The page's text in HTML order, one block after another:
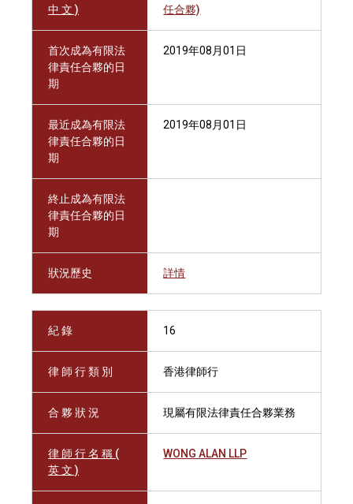
中 文 ) 任合夥)
首次成為有限法
律責任合夥的日
期
2019年08月01日
最近成為有限法
律責任合夥的日
期
2019年08月01日
終止成為有限法
律責任合夥的日
期
狀況歷史 詳情
紀 錄 16
律 師 行 類 別 香港律師行
合 夥 狀 況 現屬有限法律責任合夥業務
律 師 行 名 稱 (
英 文 )
WONG ALAN LLP